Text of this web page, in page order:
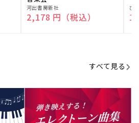
販
売
河出書房新社
通常価格
2,178 円（税込）
販
売
ひ
すべて見る